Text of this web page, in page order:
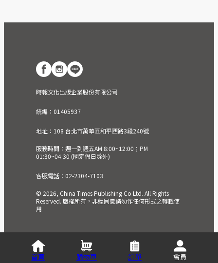
時報文化出版企業股份有限公司
統編：01405937
地址：108 台北市萬華區和平西路3段240號
服務時間：週一到週五AM 8:00~12:00；PM
01:30~04:30 (國定假日除外)
客服電話：02-2304-7103
© 2026, China Times Publishing Co Ltd. All Rights
Reserved. 版權所有，非經同意請勿作任何形式之轉載使
用
首頁 購物車 訂單 會員